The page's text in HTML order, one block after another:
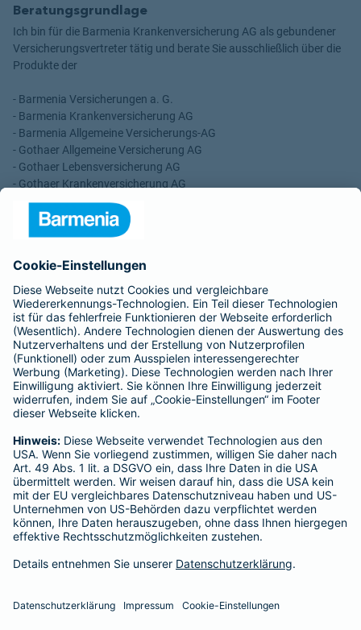
Beratungsgrundlage
Ich bin für die Barmenia Krankenversicherung AG als gebundener
Versicherungsvertreter tätig und berate Sie ausschließlich über die
Produkte der
- Barmenia Versicherungen a. G.
- Barmenia Krankenversicherung AG
- Barmenia Allgemeine Versicherungs-AG
- Gothaer Allgemeine Versicherung AG
- Gothaer Lebensversicherung AG
- Gothaer Krankenversicherung AG
- ROLAND Rechtsschutz-Versicherungs-AG
- ROLAND Schutzbrief-Versicherung AG
Vergütungen, die in der zu entrichtenden Versicherungsprämie
enthalten sind.
Schlichtungsstellen
Für Lebens- und Sachversicherungen:
Verein Versicherungsombudsmann eV,
Postfach 080632, 10006 Berlin
Für private Krankenversicherungen:
Ombudsmann für private Kranken- / Pflege-Versicherungen,
Postfach 060222, 10052 Berlin
Impressum
Barmenia Versicherung - Mogdeh Rahimi
Englische Planke 2
Tel. 0163 7987556